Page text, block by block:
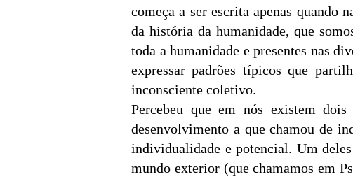
começa a ser escrita apenas quando
da história da humanidade, que
toda a humanidade e presentes nas
expressar padrões típicos que
inconsciente coletivo.
Percebeu que em nós existem
desenvolvimento a que chamou de
individualidade e potencial. Um
mundo exterior (que chamamos em